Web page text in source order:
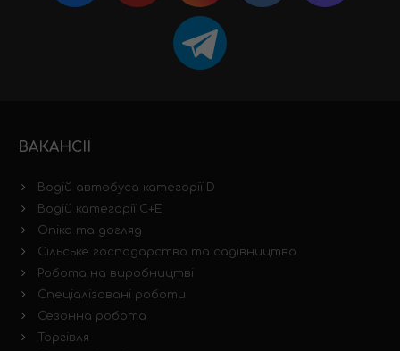
ВАКАНСІЇ
Водій автобуса категорії D
Водій категорії C+E
Опіка та догляд
Сільське господарство та садівництво
Робота на виробництві
Спеціалізовані роботи
Сезонна робота
Торгівля